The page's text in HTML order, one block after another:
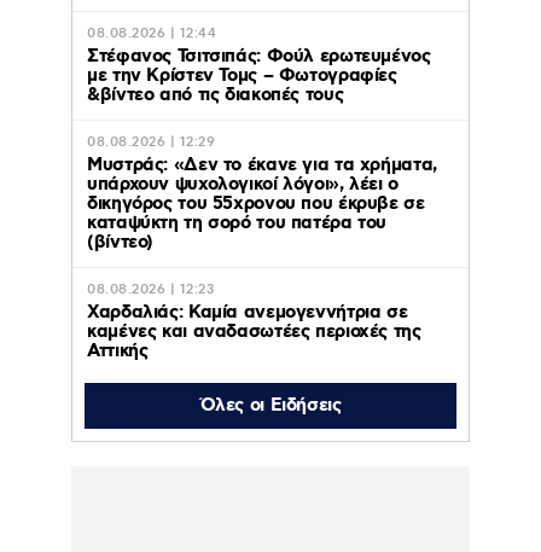
08.08.2026 | 12:44
Στέφανος Τσιτσιπάς: Φούλ ερωτευμένος
με την Κρίστεν Τομς – Φωτογραφίες
&βίντεο από τις διακοπές τους
08.08.2026 | 12:29
Μυστράς: «Δεν το έκανε για τα χρήματα,
υπάρχουν ψυχολογικοί λόγοι», λέει ο
δικηγόρος του 55χρονου που έκρυβε σε
καταψύκτη τη σορό του πατέρα του
(βίντεο)
08.08.2026 | 12:23
Χαρδαλιάς: Καμία ανεμογεννήτρια σε
καμένες και αναδασωτέες περιοχές της
Αττικής
08.08.2026 | 11:08
Ο Κωνσταντίνος
Αργυρός
Όλες οι Ειδήσεις